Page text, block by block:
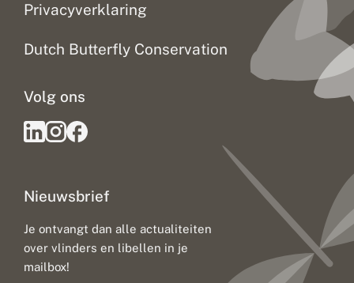
Privacyverklaring
Dutch Butterfly Conservation
Nieuwsbrief
Je ontvangt dan alle actualiteiten
over vlinders en libellen in je
mailbox!
Volg ons